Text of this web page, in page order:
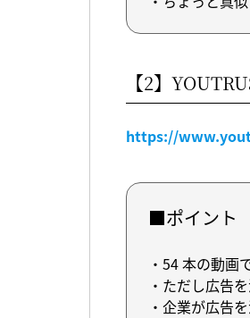
【2】
https://
■ポイント
・54 本の動画
・ただし広告
・企業が広告